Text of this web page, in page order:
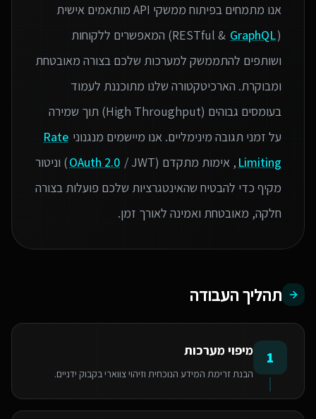
אנו מתמחים בפיתוח ממשקי API מותאמים אישית
(RESTful &
GraphQL
) המאפשרים ללקוחות
ושותפים להתממשק למערכות שלכם בצורה מאובטחת
ומבוקרת. הארכיטקטורה שלנו מתוכננת לעמוד
בעומסים גבוהים (High Throughput) תוך שמירה
על זמני תגובה מינימליים. אנו מיישמים מנגנוני Rate
Limiting , אימות מתקדם ( OAuth 2.0/ JWT) וניטור
מקיף כדי להבטיח שהאינטגרציות שלכם פועלות בצורה
חלקה, מאובטחת ואמינה לאורך זמן.
תהליך העבודה
1 מיפוי מערכות
הבנת זרימת המידע הנוכחית וזיהוי צווארי בקבוק ידניים.